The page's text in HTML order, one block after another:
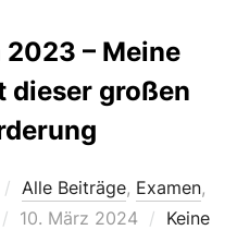
– Meine
dieser großen
Alle Beiträge, Examen,
Veröffentlicht
10. März 2024
Keine